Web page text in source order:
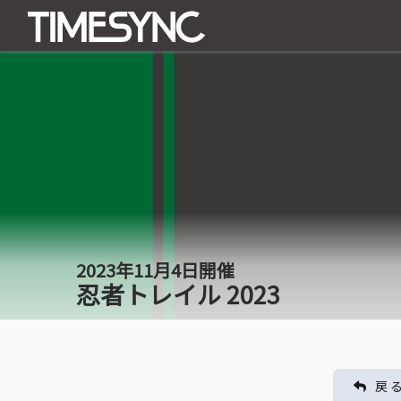
2023年11月4日開催
忍者トレイル 2023
戻